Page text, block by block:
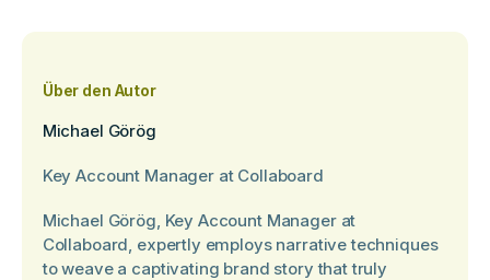
Über den Autor
Michael Görög
Key Account Manager at Collaboard
Michael Görög, Key Account Manager at
Collaboard, expertly employs narrative techniques
to weave a captivating brand story that truly